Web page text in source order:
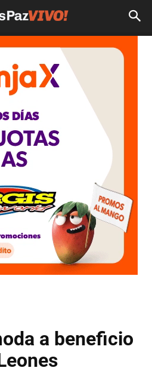
a beneficio